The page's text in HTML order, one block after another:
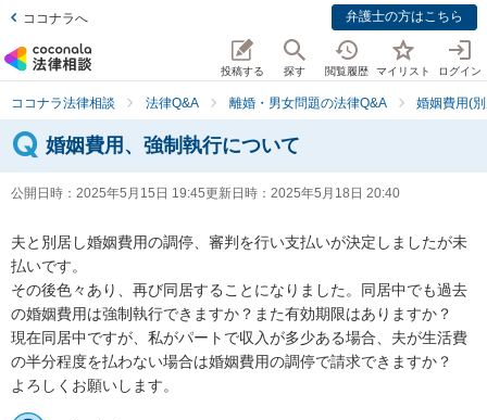
ココナラへ 弁護士の方はこちら
投稿する 探す 閲覧履歴 マイリスト ログイン
ココナラ法律相談 法律Q&A 離婚・男女問題の法律Q&A 婚姻費用(
婚姻費用、強制執行について
公開日時： 2025年5月15日 19:45更新日時： 2025年5月18日 20:40
夫と別居し婚姻費用の調停、審判を行い支払いが決定しましたが未
払いです。
その後色々あり、再び同居することになりました。同居中でも過去
の婚姻費用は強制執行できますか？また有効期限はありますか？
現在同居中ですが、私がパートで収入が多少ある場合、夫が生活費
の半分程度を払わない場合は婚姻費用の調停で請求できますか？
よろしくお願いします。